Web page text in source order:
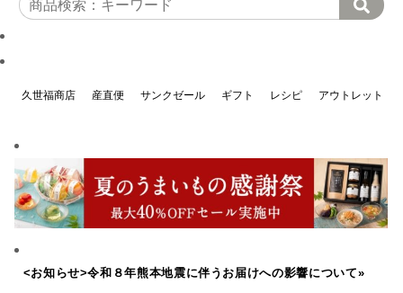
久世福商店 産直便 サンクゼール ギフト レシピ アウトレット
<お知らせ>令和８年熊本地震に伴うお届けへの影響について»